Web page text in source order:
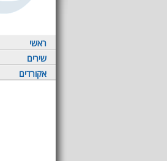
ראשי
שירים
אקורדים